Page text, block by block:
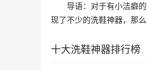
导语：对于有小洁癖的
现了不少的洗鞋神器，那
十大洗鞋神器排行榜